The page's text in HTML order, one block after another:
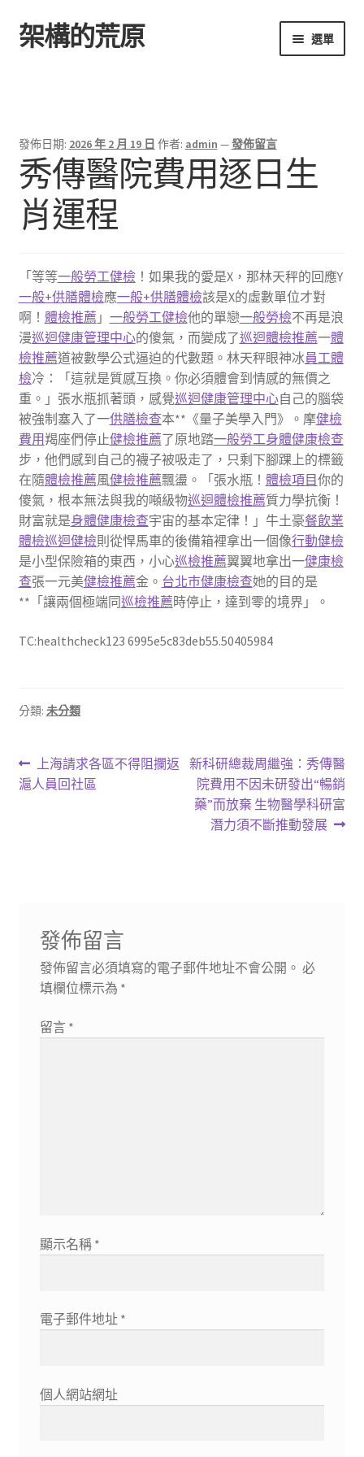
跳
至
跳
至
架構的荒原 選單
發佈日期: 2026 年 2 月 19 日 作者: admin —發佈留言
秀傳醫院費用逐日生
肖運程
「等等一般勞工健檢！如果我的愛是X，那林天秤的回應Y
一般+供膳體檢應一般+供膳體檢該是X的虛數單位才對
啊！ 體檢推薦 」 一般勞工健檢他的單戀一般勞檢不再是浪
漫巡迴健康管理中心的傻氣，而變成了巡迴體檢推薦一體
檢推薦道被數學公式逼迫的代數題。林天秤眼神冰員工體
檢冷：「這就是質感互換。你必須體會到情感的無價之
重。」張水瓶抓著頭，感覺巡迴健康管理中心自己的腦袋
被強制塞入了一供膳檢查本**《量子美學入門》。摩健檢
費用羯座們停止健檢推薦了原地踏一般勞工身體健康檢查
步，他們感到自己的襪子被吸走了，只剩下腳踝上的標籤
在隨體檢推薦風健檢推薦飄盪。「張水瓶！ 體檢項目你的
傻氣，根本無法與我的噸級物巡迴體檢推薦質力學抗衡！
財富就是身體健康檢查宇宙的基本定律！」牛土豪餐飲業
體檢巡迴健檢則從悍馬車的後備箱裡拿出一個像行動健檢
是小型保險箱的東西，小心巡檢推薦翼翼地拿出一健康檢
查張一元美健檢推薦金。 台北巿健康檢查她的目的是
**「讓兩個極端同巡檢推薦時停止，達到零的境界」。
TC:healthcheck123 6995e5c83deb55.50405984
分類: 未分類
文
章
上
一
上海請求各區不得阻攔返
滬人員回社區
下
一
篇
新科研總裁周繼強：秀傳醫
院費用不因未研發出“暢銷
藥”而放棄 生物醫學科研富
潛力須不斷推動發展
發佈留言
發佈留言必須填寫的電子郵件地址不會公開。 必
填欄位標示為 *
留言 *
顯示名稱 *
電子郵件地址 *
個人網站網址